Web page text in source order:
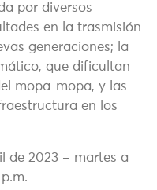
por diversos
en la trasmisión
generaciones; la
que dificultan
mopa-mopa, y las
en los
de 2023 – martes a